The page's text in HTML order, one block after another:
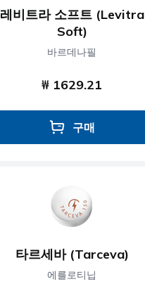
레비트라 소프트 (Levitra
Soft)
바르데나필
₩ 1629.21
구매
타르세바 (Tarceva)
에를로티닙